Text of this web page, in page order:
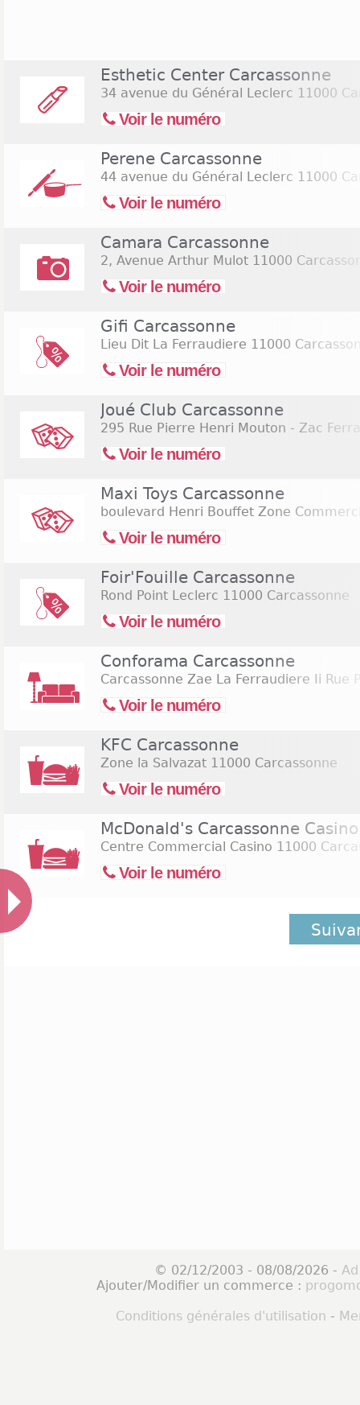
le vendredi, au lieu de fermer à 20h.
Esthetic Center Carcassonne
34 avenue du Général Leclerc 11000
Voir le numéro
Perene Carcassonne
44 avenue du Général Leclerc 11000
Voir le numéro
Camara Carcassonne
2, Avenue Arthur Mulot 11000
Voir le numéro
Gifi Carcassonne
Lieu Dit La Ferraudiere 11000
Voir le numéro
Joué Club Carcassonne
295 Rue Pierre Henri Mouton - Zac
Voir le numéro
Maxi Toys Carcassonne
boulevard Henri Bouffet Zone
Voir le numéro
Foir'Fouille Carcassonne
Rond Point Leclerc 11000 Carcassonne
Voir le numéro
Conforama Carcassonne
Carcassonne Zae La Ferraudiere Ii Rue
Voir le numéro
KFC Carcassonne
Zone la Salvazat 11000 Carcassonne
Voir le numéro
McDonald's Carcassonne Casino
Centre Commercial Casino 11000
Voir le numéro
© 02/12/2003 - 08/08/2026 -
Ajouter/Modifier un commerce :
Conditions générales d'utilisation -